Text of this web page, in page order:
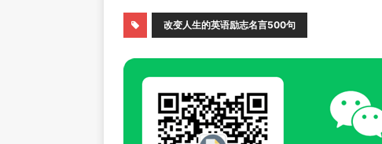
改变人生的英语励志名言500句